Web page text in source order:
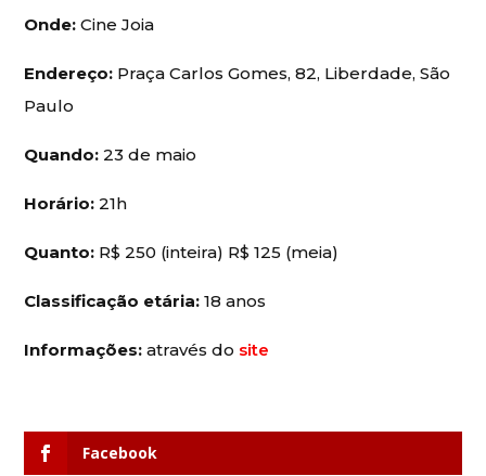
Onde: Cine Joia
Endereço: Praça Carlos Gomes, 82, Liberdade, São
Paulo
Quando: 23 de maio
Horário: 21h
Quanto: R$ 250 (inteira) R$ 125 (meia)
Classificação etária: 18 anos
Informações: através do site
Facebook